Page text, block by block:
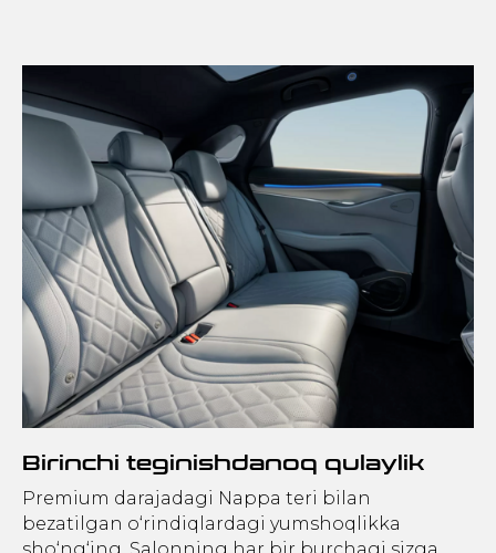
Birinchi teginishdanoq qulaylik
Premium darajadagi Nappa teri bilan
bezatilgan o‘rindiqlardagi yumshoqlikka